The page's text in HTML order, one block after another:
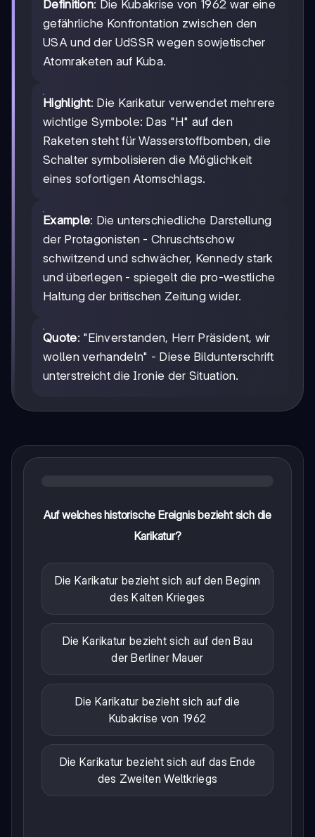
Definition: Die Kubakrise von 1962 war eine
gefährliche Konfrontation zwischen den
USA und der UdSSR wegen sowjetischer
Atomraketen auf Kuba.
Highlight: Die Karikatur verwendet mehrere
wichtige Symbole: Das "H" auf den
Raketen steht für Wasserstoffbomben, die
Schalter symbolisieren die Möglichkeit
eines sofortigen Atomschlags.
Example: Die unterschiedliche Darstellung
der Protagonisten - Chruschtschow
schwitzend und schwächer, Kennedy stark
und überlegen - spiegelt die pro-westliche
Haltung der britischen Zeitung wider.
Quote: "Einverstanden, Herr Präsident, wir
wollen verhandeln" - Diese Bildunterschrift
unterstreicht die Ironie der Situation.
Auf welches historische Ereignis bezieht sich die
Karikatur?
Die Karikatur bezieht sich auf den Beginn
des Kalten Krieges
Die Karikatur bezieht sich auf den Bau
der Berliner Mauer
Die Karikatur bezieht sich auf die
Kubakrise von 1962
Die Karikatur bezieht sich auf das Ende
des Zweiten Weltkriegs